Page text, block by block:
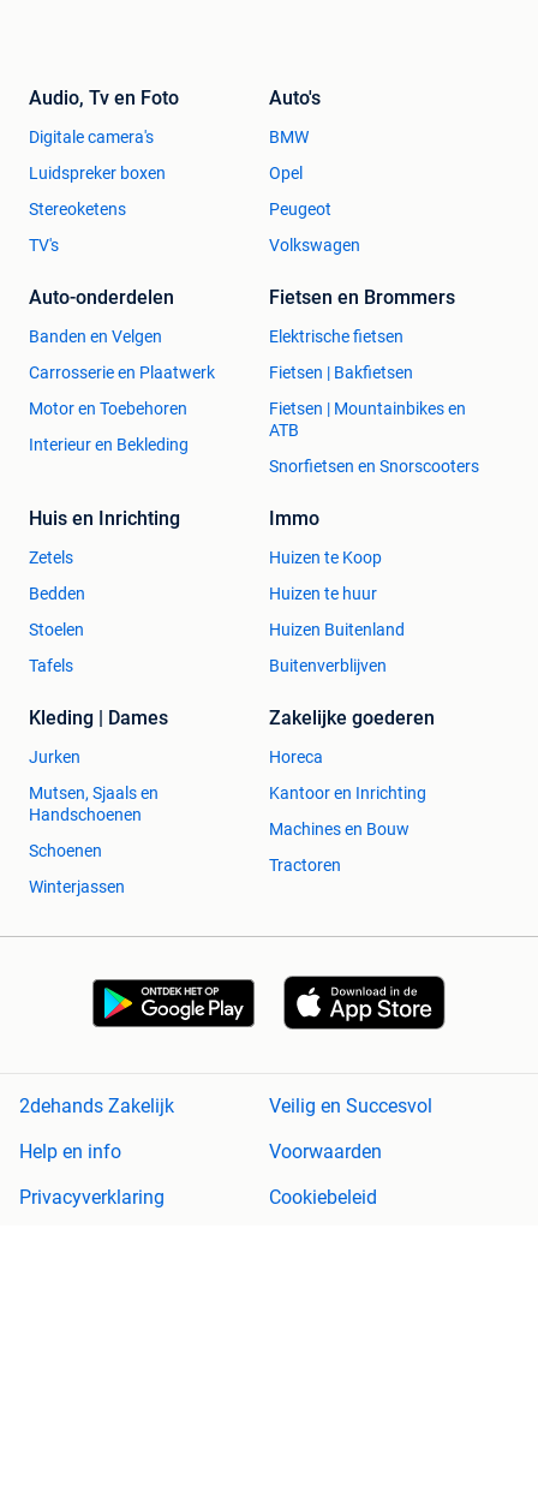
Audio, Tv en Foto
Digitale camera's
Luidspreker boxen
Stereoketens
TV's
Auto's
BMW
Opel
Peugeot
Volkswagen
Auto-onderdelen
Banden en Velgen
Carrosserie en Plaatwerk
Motor en Toebehoren
Interieur en Bekleding
Fietsen en Brommers
Elektrische fietsen
Fietsen | Bakfietsen
Fietsen | Mountainbikes en
ATB
Snorfietsen en Snorscooters
Huis en Inrichting
Zetels
Bedden
Stoelen
Tafels
Immo
Huizen te Koop
Huizen te huur
Huizen Buitenland
Buitenverblijven
Kleding | Dames
Jurken
Mutsen, Sjaals en
Handschoenen
Schoenen
Winterjassen
Zakelijke goederen
Horeca
Kantoor en Inrichting
Machines en Bouw
Tractoren
2dehands Zakelijk
Veilig en Succesvol
Help en info
Voorwaarden
Privacyverklaring
Cookiebeleid